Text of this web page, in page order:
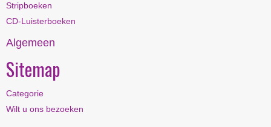
Stripboeken
CD-Luisterboeken
Algemeen
Sitemap
Categorie
Wilt u ons bezoeken